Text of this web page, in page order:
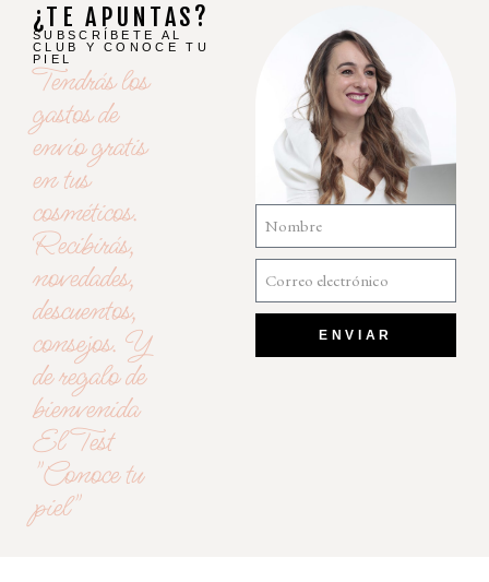
¿TE APUNTAS?
SUBSCRÍBETE AL
CLUB Y CONOCE TU
PIEL
Tendrás los
gastos de
envío gratis
en tus
cosméticos.
Recibirás,
novedades,
descuentos,
consejos. Y
de regalo de
bienvenida
El Test
"Conoce tu
piel"
ENVIAR